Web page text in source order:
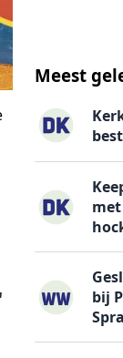
Meest
bij